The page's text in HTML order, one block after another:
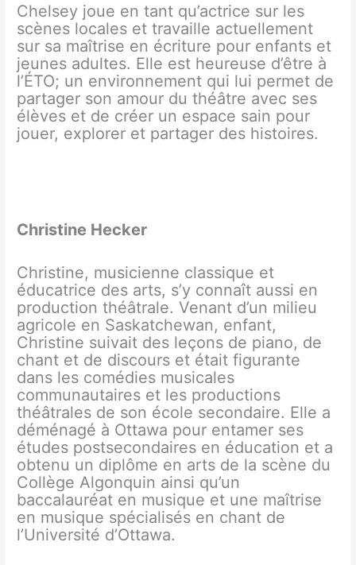
Chelsey joue en tant qu’actrice sur les
scènes locales et travaille actuellement
sur sa maîtrise en écriture pour enfants et
jeunes adultes. Elle est heureuse d’être à
l’ÉTO; un environnement qui lui permet de
partager son amour du théâtre avec ses
élèves et de créer un espace sain pour
jouer, explorer et partager des histoires.
Christine Hecker
Christine, musicienne classique et
éducatrice des arts, s’y connaît aussi en
production théâtrale. Venant d’un milieu
agricole en Saskatchewan, enfant,
Christine suivait des leçons de piano, de
chant et de discours et était figurante
dans les comédies musicales
communautaires et les productions
théâtrales de son école secondaire. Elle a
déménagé à Ottawa pour entamer ses
études postsecondaires en éducation et a
obtenu un diplôme en arts de la scène du
Collège Algonquin ainsi qu’un
baccalauréat en musique et une maîtrise
en musique spécialisés en chant de
l’Université d’Ottawa.